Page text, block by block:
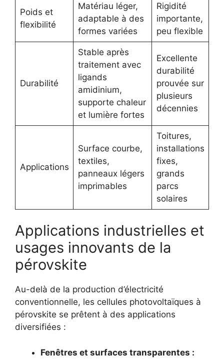
Poids et
flexibilité
Matériau léger,
adaptable à des
formes variées
Rigidité
importante,
peu flexible
Durabilité
Stable après
traitement avec
ligands
amidinium,
supporte chaleur
et lumière fortes
Excellente
durabilité
prouvée sur
plusieurs
décennies
Applications
Surface courbe,
textiles,
panneaux légers
imprimables
Toitures,
installations
fixes,
grands
parcs
solaires
Applications industrielles et
usages innovants de la
pérovskite
Au-delà de la production d’électricité
conventionnelle, les cellules photovoltaïques à
pérovskite se prêtent à des applications
diversifiées :
Fenêtres et surfaces transparentes :